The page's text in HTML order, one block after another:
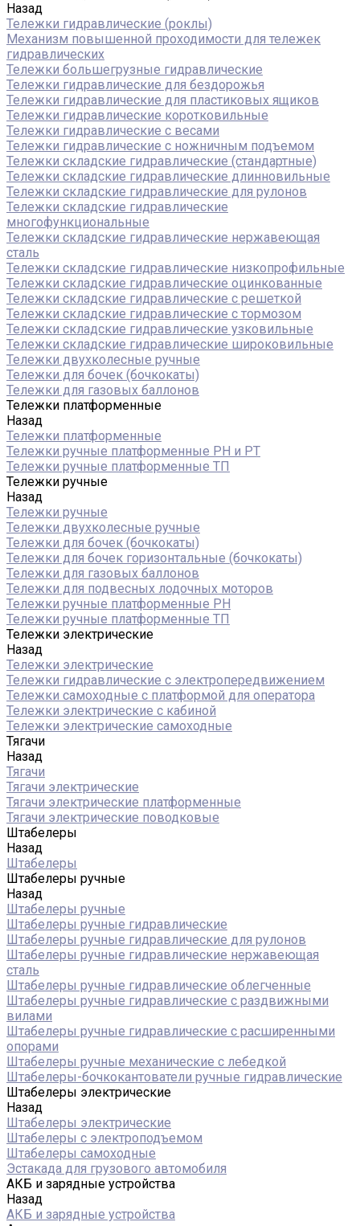
Назад
Тележки гидравлические (роклы)
Механизм повышенной проходимости для тележек
гидравлических
Тележки большегрузные гидравлические
Тележки гидравлические для бездорожья
Тележки гидравлические для пластиковых ящиков
Тележки гидравлические коротковильные
Тележки гидравлические с весами
Тележки гидравлические с ножничным подъемом
Тележки складские гидравлические (стандартные)
Тележки складские гидравлические длинновильные
Тележки складские гидравлические для рулонов
Тележки складские гидравлические
многофункциональные
Тележки складские гидравлические нержавеющая
сталь
Тележки складские гидравлические низкопрофильные
Тележки складские гидравлические оцинкованные
Тележки складские гидравлические с решеткой
Тележки складские гидравлические с тормозом
Тележки складские гидравлические узковильные
Тележки складские гидравлические широковильные
Тележки двухколесные ручные
Тележки для бочек (бочкокаты)
Тележки для газовых баллонов
Тележки платформенные
Назад
Тележки платформенные
Тележки ручные платформенные PH и PT
Тележки ручные платформенные ТП
Тележки ручные
Назад
Тележки ручные
Тележки двухколесные ручные
Тележки для бочек (бочкокаты)
Тележки для бочек горизонтальные (бочкокаты)
Тележки для газовых баллонов
Тележки для подвесных лодочных моторов
Тележки ручные платформенные PH
Тележки ручные платформенные ТП
Тележки электрические
Назад
Тележки электрические
Тележки гидравлические с электропередвижением
Тележки самоходные с платформой для оператора
Тележки электрические с кабиной
Тележки электрические самоходные
Тягачи
Назад
Тягачи
Тягачи электрические
Тягачи электрические платформенные
Тягачи электрические поводковые
Штабелеры
Назад
Штабелеры
Штабелеры ручные
Назад
Штабелеры ручные
Штабелеры ручные гидравлические
Штабелеры ручные гидравлические для рулонов
Штабелеры ручные гидравлические нержавеющая
сталь
Штабелеры ручные гидравлические облегченные
Штабелеры ручные гидравлические с раздвижными
вилами
Штабелеры ручные гидравлические с расширенными
опорами
Штабелеры ручные механические с лебедкой
Штабелеры-бочкокантователи ручные гидравлические
Штабелеры электрические
Назад
Штабелеры электрические
Штабелеры с электроподъемом
Штабелеры самоходные
Эстакада для грузового автомобиля
АКБ и зарядные устройства
Назад
АКБ и зарядные устройства